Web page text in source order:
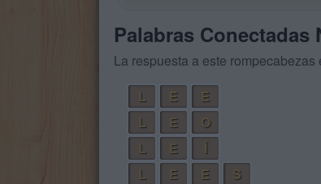
Palabras Conectadas
La respuesta a este rompecabezas
L
E
E
L
E
O
L
E
Í
L
E E
S